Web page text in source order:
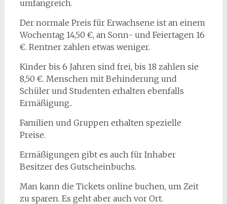
in
der
Domstadt.
Schokoladenmuseum.
umfangreich.
Der normale Preis für Erwachsene ist an einem
Wochentag 14,50 €, an Sonn- und Feiertagen 16
€. Rentner zahlen etwas weniger.
Kinder bis 6 Jahren sind frei, bis 18 zahlen sie
8,50 €. Menschen mit Behinderung und
Schüler und Studenten erhalten ebenfalls
Ermäßigung..
Familien und Gruppen erhalten spezielle
Preise.
Ermäßigungen gibt es auch für Inhaber
Besitzer des Gutscheinbuchs.
Man kann die Tickets online buchen, um Zeit
zu sparen. Es geht aber auch vor Ort.